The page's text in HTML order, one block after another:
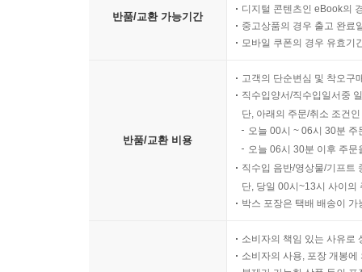
반품/교환 가능기간
디지털 콘텐츠인 eBook의
중고상품의 경우 출고 완료
모바일 쿠폰의 경우 유효기
반품/교환 비용
고객의 단순변심 및 착오구
직수입양서/직수입일서중
단, 아래의 주문/취소 조건
오늘 00시 ~ 06시 30분
오늘 06시 30분 이후 주
직수입 음반/영상물/기프트
단, 당일 00시~13시 사이의
박스 포장은 택배 배송이
소비자의 책임 있는 사유로
소비자의 사용, 포장 개봉